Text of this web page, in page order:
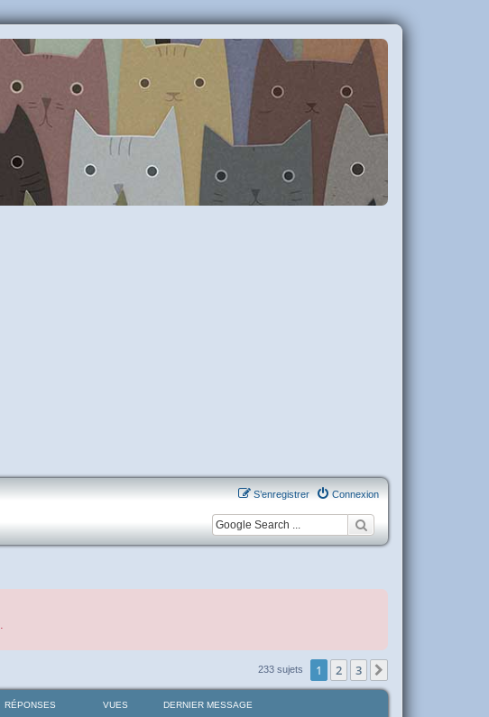
Connexion
S’enregistrer
.
233 sujets 1 2 3
RÉPONSES VUES DERNIER MESSAGE